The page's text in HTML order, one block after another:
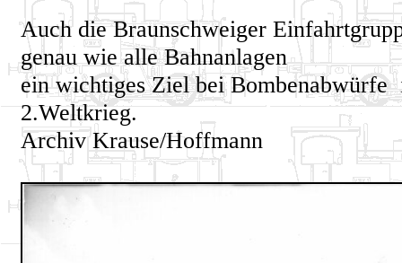
Auch die Braunschweiger
genau wie alle Bahnanlagen
ein wichtiges Ziel bei Bombenabwürfe
2.Weltkrieg.
Archiv Krause/Hoffmann